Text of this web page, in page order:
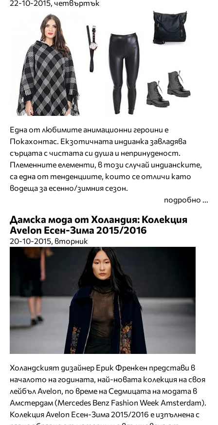
22-10-2015, четвъртък
Една от любимите анимационни героини е
Покахонтас. Екзотичната индианка завладява
сърцата с чистата си душа и непринуденост.
Племенните елементи, в този случай индианските,
са една от тенденциите, които се отличи като
водеща за есенно/зимния сезон.
подробно ...
Дамска мода от Холандия: Колекция
Avelon Есен-Зима 2015/2016
20-10-2015, вторник
Холандският дизайнер Ерик Френкен представи в
началото на годината, най-новата колекция на своя
лейбъл Avelon, по време на Седмицата на модата в
Амстердам (Mercedes Benz Fashion Week Amsterdam).
Колекция Avelon Есен-Зима 2015/2016 е изпълнена с